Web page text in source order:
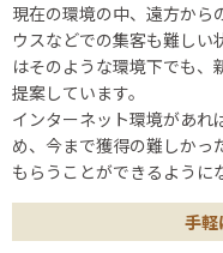
現在の環境の中、遠方から
ウスなどでの集客も難しい
はそのような環境下でも、
提案しています。
インターネット環境があれ
め、今まで獲得の難しかっ
もらうことができるように
手軽